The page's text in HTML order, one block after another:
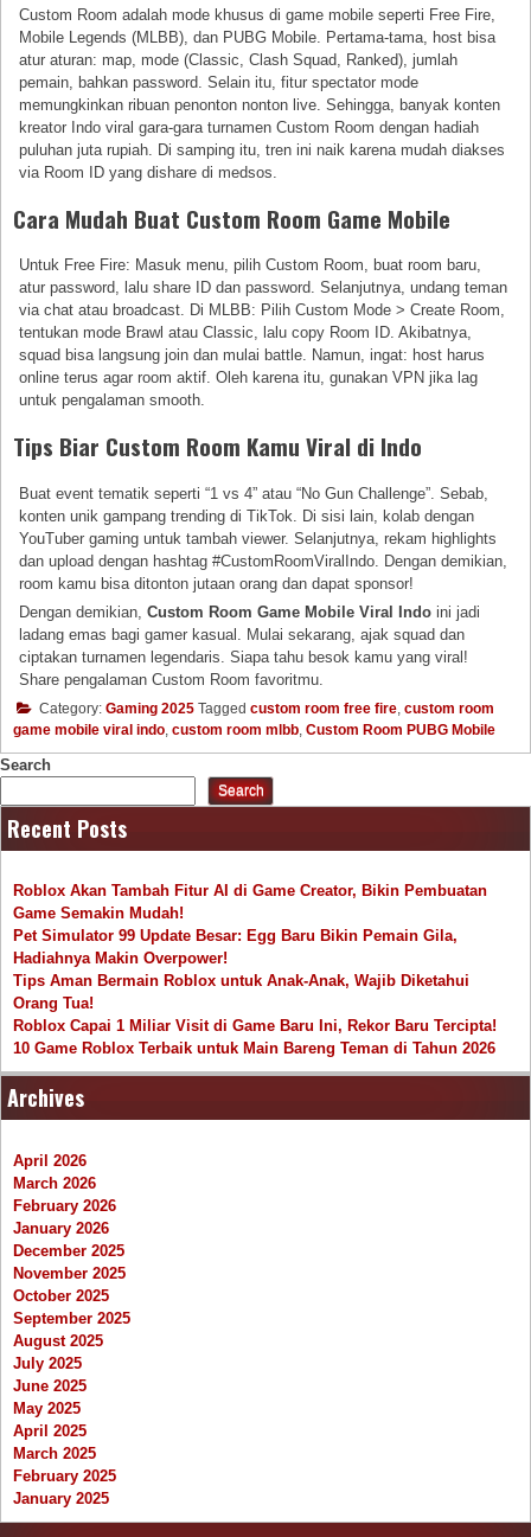
Custom Room adalah mode khusus di game mobile seperti Free Fire,
Mobile Legends (MLBB), dan PUBG Mobile. Pertama-tama, host bisa
atur aturan: map, mode (Classic, Clash Squad, Ranked), jumlah
pemain, bahkan password. Selain itu, fitur spectator mode
memungkinkan ribuan penonton nonton live. Sehingga, banyak konten
kreator Indo viral gara-gara turnamen Custom Room dengan hadiah
puluhan juta rupiah. Di samping itu, tren ini naik karena mudah diakses
via Room ID yang dishare di medsos.
Cara Mudah Buat Custom Room Game Mobile
Untuk Free Fire: Masuk menu, pilih Custom Room, buat room baru,
atur password, lalu share ID dan password. Selanjutnya, undang teman
via chat atau broadcast. Di MLBB: Pilih Custom Mode > Create Room,
tentukan mode Brawl atau Classic, lalu copy Room ID. Akibatnya,
squad bisa langsung join dan mulai battle. Namun, ingat: host harus
online terus agar room aktif. Oleh karena itu, gunakan VPN jika lag
untuk pengalaman smooth.
Tips Biar Custom Room Kamu Viral di Indo
Buat event tematik seperti “1 vs 4” atau “No Gun Challenge”. Sebab,
konten unik gampang trending di TikTok. Di sisi lain, kolab dengan
YouTuber gaming untuk tambah viewer. Selanjutnya, rekam highlights
dan upload dengan hashtag #CustomRoomViralIndo. Dengan demikian,
room kamu bisa ditonton jutaan orang dan dapat sponsor!
Dengan demikian,Custom Room Game Mobile Viral Indo ini jadi
ladang emas bagi gamer kasual. Mulai sekarang, ajak squad dan
ciptakan turnamen legendaris. Siapa tahu besok kamu yang viral!
Share pengalaman Custom Room favoritmu.
Category: Gaming 2025 Tagged custom room free fire custom room
game mobile viral indo custom room mlbb Custom Room PUBG Mobile
Search
Search
Recent Posts
Roblox Akan Tambah Fitur AI di Game Creator, Bikin Pembuatan
Game Semakin Mudah!
Pet Simulator 99 Update Besar: Egg Baru Bikin Pemain Gila,
Hadiahnya Makin Overpower!
Tips Aman Bermain Roblox untuk Anak-Anak, Wajib Diketahui
Orang Tua!
Roblox Capai 1 Miliar Visit di Game Baru Ini, Rekor Baru Tercipta!
10 Game Roblox Terbaik untuk Main Bareng Teman di Tahun 2026
Archives
April 2026
March 2026
February 2026
January 2026
December 2025
November 2025
October 2025
September 2025
August 2025
July 2025
June 2025
May 2025
April 2025
March 2025
February 2025
January 2025